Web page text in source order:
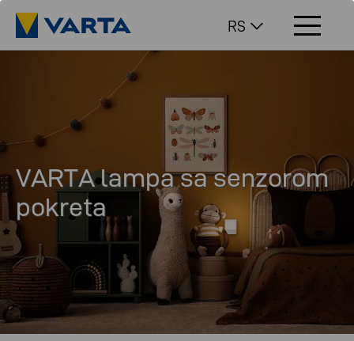
RS
VARTA lampa sa senzorom
pokreta